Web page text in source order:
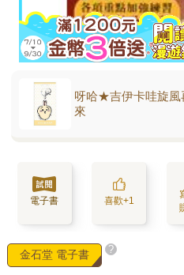
呀哈★吉伊卡哇旋風
來
電子書 喜歡+1
金石堂 電子書 ?